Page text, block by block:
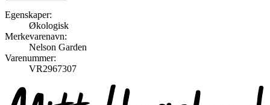
Egenskaper:
Økologisk
Merkevarenavn:
Nelson Garden
Varenummer:
VR2967307